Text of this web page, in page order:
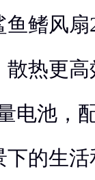
鳍风
热更高
电池，
的生